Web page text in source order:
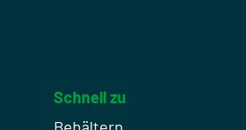
Schnell zu